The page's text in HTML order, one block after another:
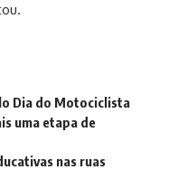
Dia do Motociclista
uma etapa de
nas ruas